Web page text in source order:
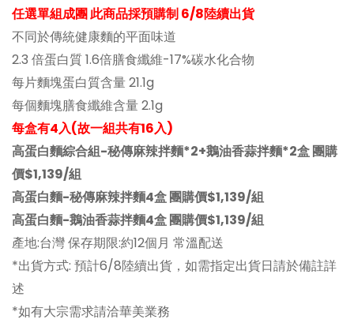
任選單組成團 此商品採預購制 6/8陸續出貨
不同於傳統健康麵的平面味道
2.3 倍蛋白質 1.6倍膳食纖維-17%碳水化合物
每片麵塊蛋白質含量 21.1g
每個麵塊膳食纖維含量 2.1g
每盒有4入(故一組共有16入)
高蛋白麵綜合組-秘傳麻辣拌麵*2+鵝油香蒜拌麵*2盒 團購
價$1,139/組
高蛋白麵-秘傳麻辣拌麵4盒 團購價$1,139/組
高蛋白麵-鵝油香蒜拌麵4盒 團購價$1,139/組
產地:台灣 保存期限:約12個月 常溫配送
*出貨方式: 預計6/8陸續出貨，如需指定出貨日請於備註詳
述
*如有大宗需求請洽華美業務